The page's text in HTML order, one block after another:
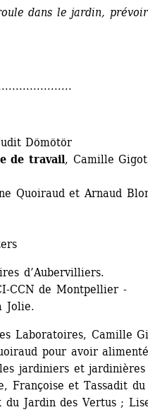
dans le jardin,
Dömötör
de travail, Camille
Quoiraud et Arnaud
d’Aubervilliers.
CCN de Montpellier -
Jolie.
Laboratoires, Camille
pour avoir
jardiniers et jardinières
Françoise et Tassadit du
du Jardin des Vertus ;